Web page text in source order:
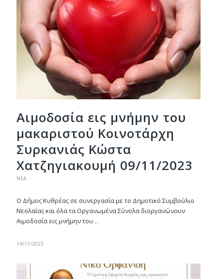
Αιμοδοσία εις μνήμην του
μακαριστού Κοινοτάρχη
Συρκανιάς Κώστα
Χατζηγιακουμή 09/11/2023
ΝΈΑ
Ο Δήμος Κυθρέας σε συνεργασία με το Δημοτικό Συμβούλιο
Νεολαίας και όλα τα Οργανωμένα Σύνολα διοργανώνουν
Αιμοδοσία εις μνήμην του…
14/11/2023